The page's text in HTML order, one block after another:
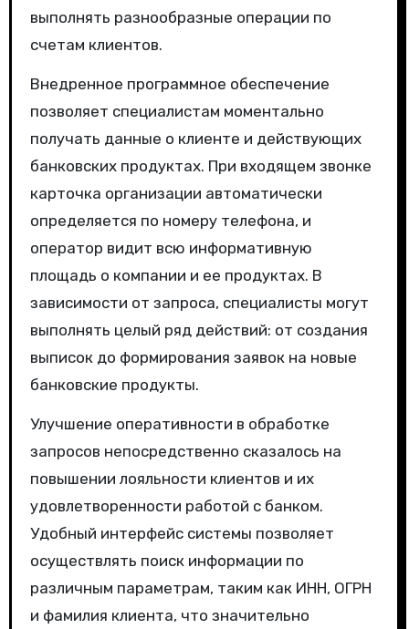
выполнять разнообразные операции по
счетам клиентов.
Внедренное программное обеспечение
позволяет специалистам моментально
получать данные о клиенте и действующих
банковских продуктах. При входящем звонке
карточка организации автоматически
определяется по номеру телефона, и
оператор видит всю информативную
площадь о компании и ее продуктах. В
зависимости от запроса, специалисты могут
выполнять целый ряд действий: от создания
выписок до формирования заявок на новые
банковские продукты.
Улучшение оперативности в обработке
запросов непосредственно сказалось на
повышении лояльности клиентов и их
удовлетворенности работой с банком.
Удобный интерфейс системы позволяет
осуществлять поиск информации по
различным параметрам, таким как ИНН, ОГРН
и фамилия клиента, что значительно